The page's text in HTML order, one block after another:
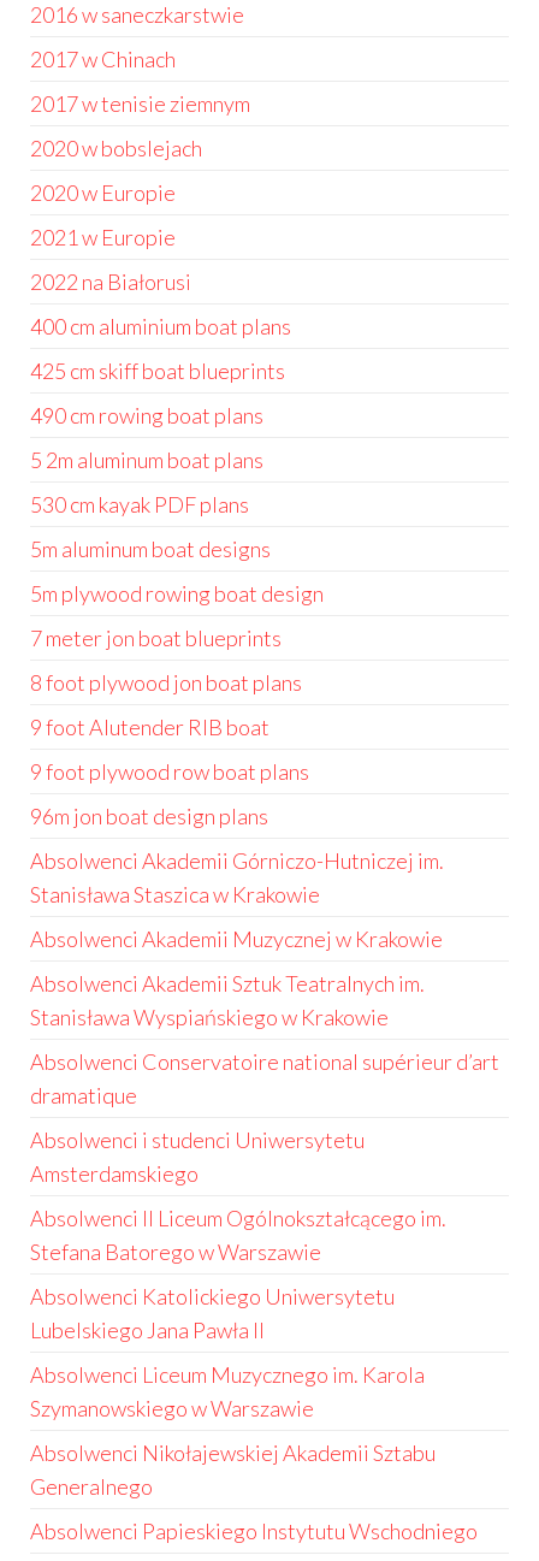
2016 w saneczkarstwie
2017 w Chinach
2017 w tenisie ziemnym
2020 w bobslejach
2020 w Europie
2021 w Europie
2022 na Białorusi
400 cm aluminium boat plans
425 cm skiff boat blueprints
490 cm rowing boat plans
5 2m aluminum boat plans
530 cm kayak PDF plans
5m aluminum boat designs
5m plywood rowing boat design
7 meter jon boat blueprints
8 foot plywood jon boat plans
9 foot Alutender RIB boat
9 foot plywood row boat plans
96m jon boat design plans
Absolwenci Akademii Górniczo-Hutniczej im.
Stanisława Staszica w Krakowie
Absolwenci Akademii Muzycznej w Krakowie
Absolwenci Akademii Sztuk Teatralnych im.
Stanisława Wyspiańskiego w Krakowie
Absolwenci Conservatoire national supérieur d’art
dramatique
Absolwenci i studenci Uniwersytetu
Amsterdamskiego
Absolwenci II Liceum Ogólnokształcącego im.
Stefana Batorego w Warszawie
Absolwenci Katolickiego Uniwersytetu
Lubelskiego Jana Pawła II
Absolwenci Liceum Muzycznego im. Karola
Szymanowskiego w Warszawie
Absolwenci Nikołajewskiej Akademii Sztabu
Generalnego
Absolwenci Papieskiego Instytutu Wschodniego